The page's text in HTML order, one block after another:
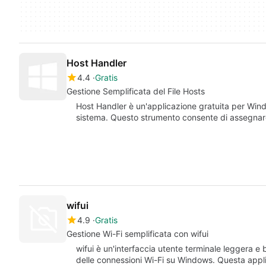
Host Handler
4.4 Gratis
Gestione Semplificata del File Hosts
Host Handler è un'applicazione gratuita per
sistema. Questo strumento consente di
wifui
4.9 Gratis
Gestione Wi-Fi semplificata con wifui
wifui è un'interfaccia utente terminale leggera
delle connessioni Wi-Fi su Windows. Questa